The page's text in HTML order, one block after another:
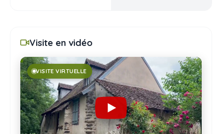
Visite en vidéo
VISITE VIRTUELLE